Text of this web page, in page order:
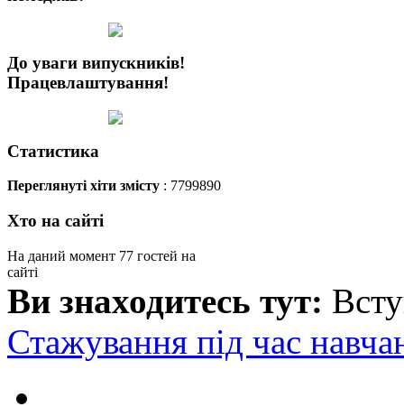
До уваги випускників!
Працевлаштування!
Статистика
Переглянуті хіти змісту : 7799890
Хто на сайті
На даний момент 77 гостей на
сайті
Ви знаходитесь тут:
Стажування під час